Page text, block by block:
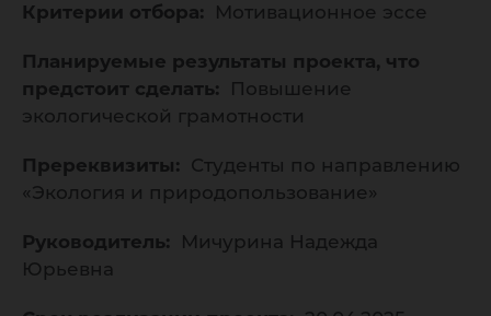
Критерии отбора: Мотивационное эссе
Планируемые результаты проекта, что
предстоит сделать:
Повышение
экологической грамотности
Пререквизиты: Студенты по направлению
«Экология и природопользование»
Руководитель:
Мичурина Надежда
Юрьевна